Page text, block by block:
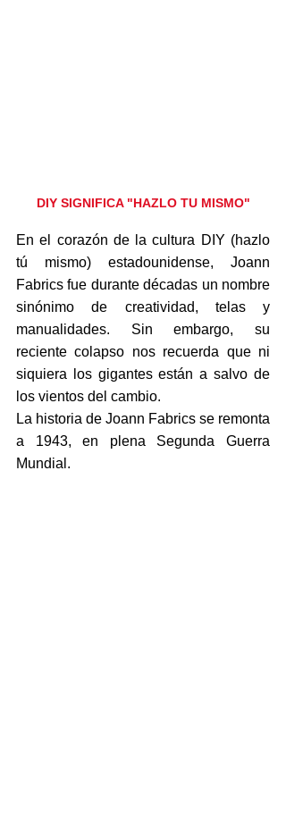
DIY SIGNIFICA "HAZLO TU MISMO"
En el corazón de la cultura DIY (hazlo
tú mismo) estadounidense, Joann
Fabrics fue durante décadas un nombre
sinónimo de creatividad, telas y
manualidades. Sin embargo, su
reciente colapso nos recuerda que ni
siquiera los gigantes están a salvo de
los vientos del cambio.
La historia de Joann Fabrics se remonta
a 1943, en plena Segunda Guerra
Mundial.